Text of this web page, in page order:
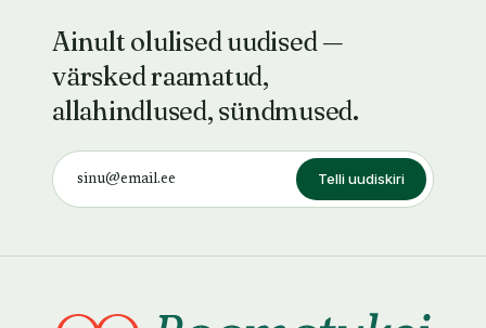
Ainult olulised uudised —
värsked raamatud,
allahindlused, sündmused.
Telli uudiskiri